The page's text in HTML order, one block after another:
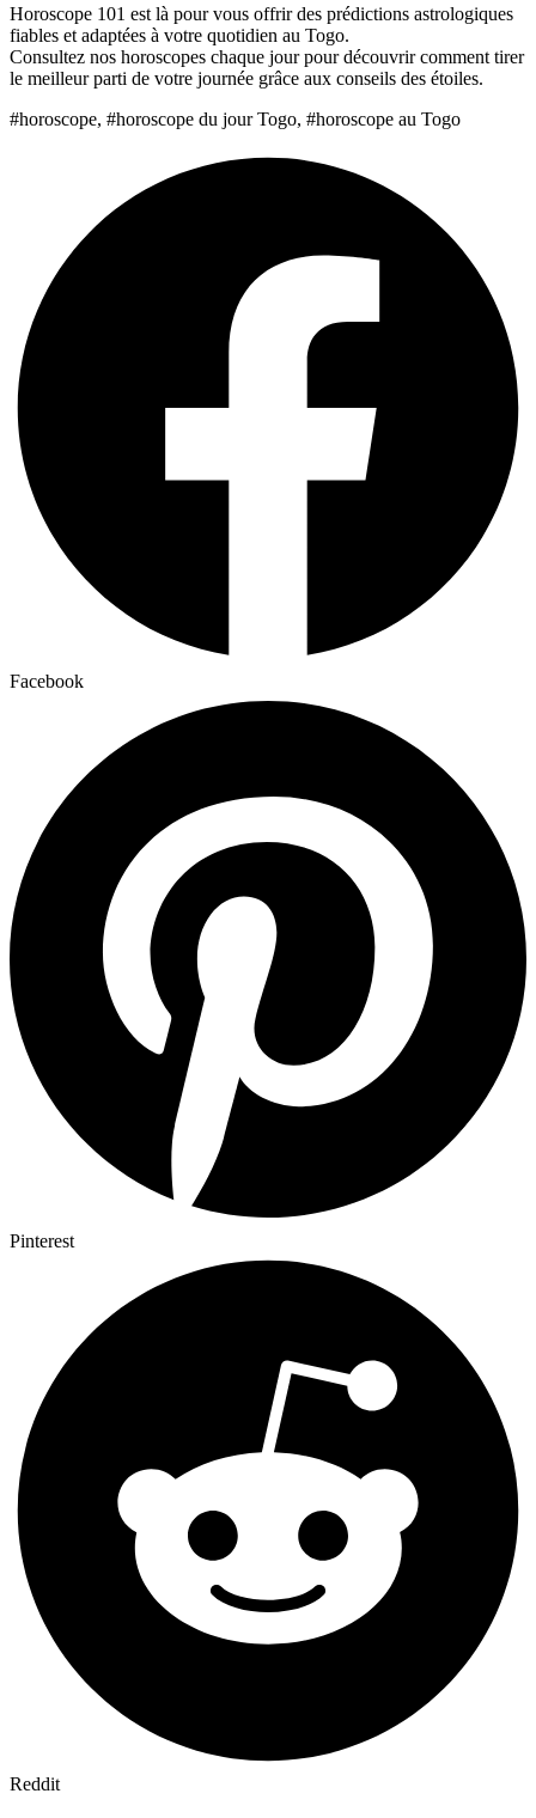
Horoscope 101 est là pour vous offrir des prédictions astrologiques
fiables et adaptées à votre quotidien au Togo.
Consultez nos horoscopes chaque jour pour découvrir comment tirer
le meilleur parti de votre journée grâce aux conseils des étoiles.
#horoscope, #horoscope du jour Togo, #horoscope au Togo
Facebook
Pinterest
Reddit